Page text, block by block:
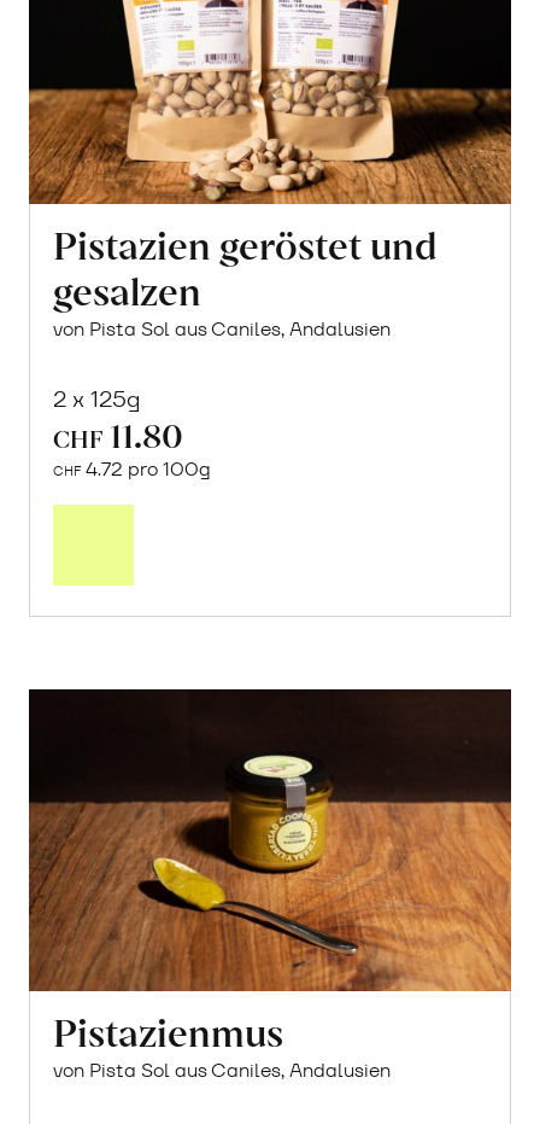
Pistazien geröstet und
gesalzen
von Pista Sol aus Caniles, Andalusien
2 x 125g
CHF 11.80
CHF 4.72 pro 100g
Pistazienmus
von Pista Sol aus Caniles, Andalusien